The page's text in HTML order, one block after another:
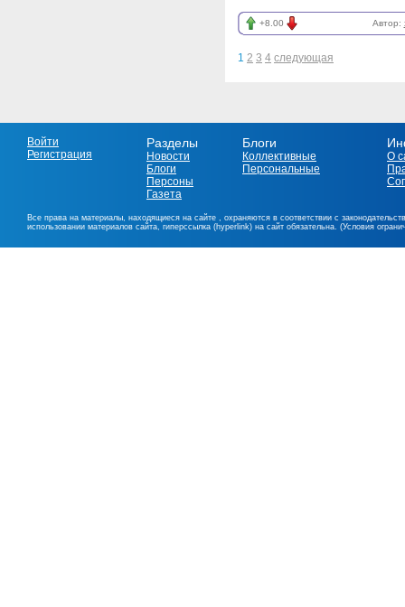
+8.00 Автор:
1 2 3 4 следующая
Войти
Регистрация
Разделы
Новости
Блоги
Персоны
Газета
Блоги
Коллективные
Персональные
О
Все права на материалы, находящиеся на сайте , охраняются в соответствии с
использовании материалов сайта, гиперссылка (hyperlink) на сайт обязательна. (Условия